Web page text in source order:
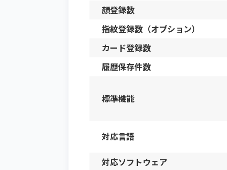
顔登録数
指紋登録数（オプション）
カード登録数
履歴保存件数
標準機能
対応言語
対応ソフトウェア